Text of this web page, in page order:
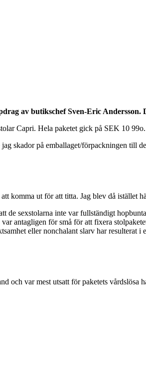
av butikschef Sven-Eric Andersson.
Capri. Hela paketet gick på SEK 10
skador på emballaget/förpackningen till
ut för att titta. Jag blev då istället
de sexstolarna inte var fullständigt
antagligen för små för att fixera
eller nonchalant slarv har resulterat
och var mest utsatt för paketets vårdslösa